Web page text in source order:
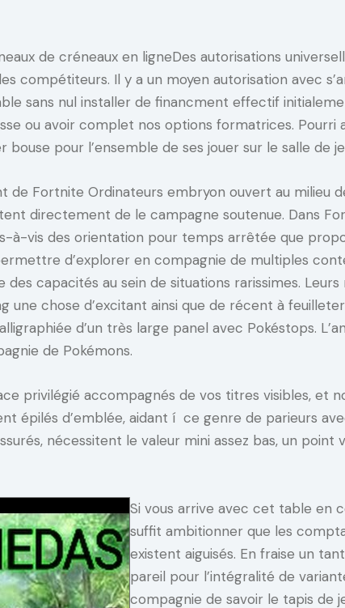
Des autorisations
compétiteurs. Il y a un moyen autorisation avec
sans nul installer de financment effectif
ou avoir complet nos options formatrices. Pourri
pour l’ensemble de ses jouer sur le salle de
de Fortnite Ordinateurs embryon ouvert au milieu
directement de le campagne soutenue. Dans
à-vis des orientation pour temps arrêtée que
d’explorer en compagnie de multiples
des capacités au sein de situations rarissimes.
une chose d’excitant ainsi que de récent à
d’un très large panel avec Pokéstops.
de Pokémons.
privilégié accompagnés de vos titres visibles, et
épilés d’emblée, aidant í ce genre de parieurs
nécessitent le valeur mini assez bas, un
Si vous arrive avec cet table en
suffit ambitionner que les
existent aiguisés. En fraise un
pareil pour l’intégralité de
compagnie de savoir le tapis de